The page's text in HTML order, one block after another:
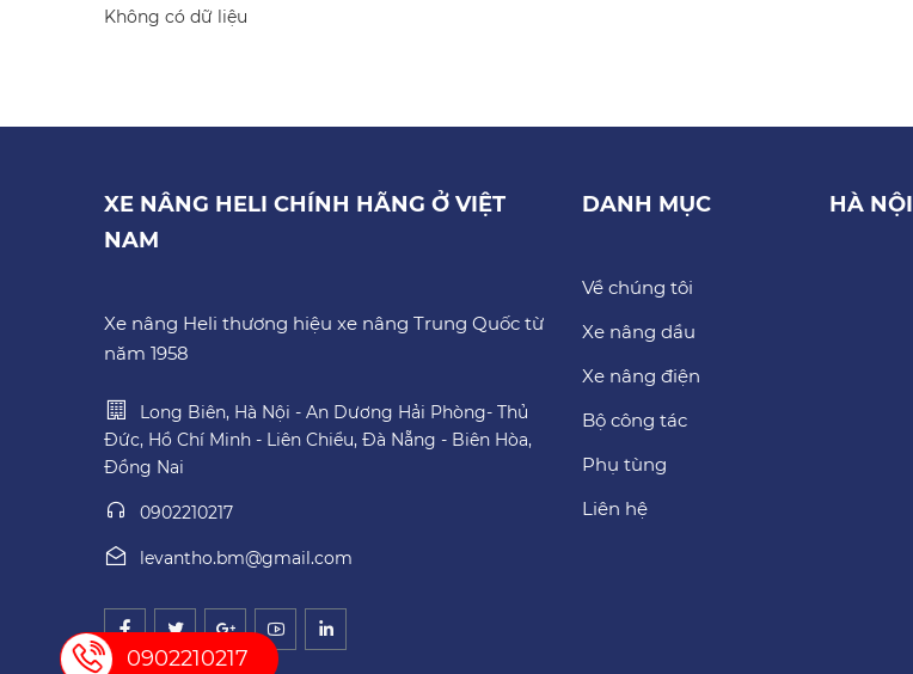
Không có dữ liệu
XE NÂNG HELI CHÍNH HÃNG Ở VIỆT
NAM
Xe nâng Heli thương hiệu xe nâng Trung Quốc từ
năm 1958
Long Biên, Hà Nội - An Dương Hải Phòng- Thủ
Đức, Hồ Chí Minh - Liên Chiểu, Đà Nẵng - Biên Hòa,
Đồng Nai
0902210217
levantho.bm@gmail.com
DANH MỤC
Về chúng tôi
Xe nâng dầu
Xe nâng điện
Bộ công tác
Phụ tùng
Liên hệ
HÀ NỘI
0902210217